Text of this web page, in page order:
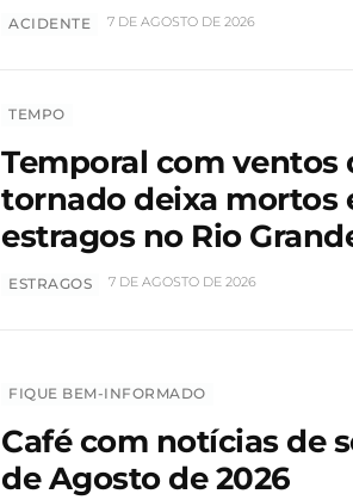
ACIDENTE 7 DE AGOSTO DE 2026
TEMPO
Temporal com ventos
tornado deixa mortos
estragos no Rio
ESTRAGOS 7 DE AGOSTO DE 2026
FIQUE BEM-INFORMADO
Café com notícias de
de Agosto de 2026